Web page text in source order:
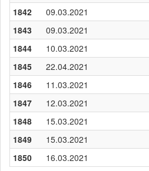
1842
09.03.2021
1843
09.03.2021
1844
10.03.2021
1845
22.04.2021
1846
11.03.2021
1847
12.03.2021
1848
15.03.2021
1849
15.03.2021
1850
16.03.2021